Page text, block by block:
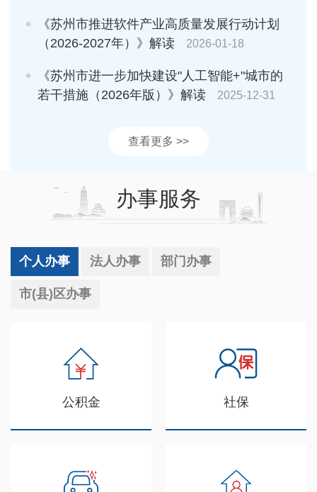
《苏州市推进软件产业高质量发展行动计划
（2026-2027年）》解读
2026-01-18
《苏州市进一步加快建设"人工智能+"城市的
若干措施（2026年版）》解读
2025-12-31
查看更多 >>
办事服务
个人办事 法人办事 部门办事
市(县)区办事
公积金 社保